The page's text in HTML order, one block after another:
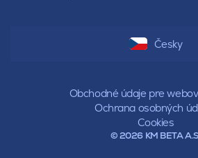
Česky
© 2026 KM BETA
Obchodné údaje pre
Ochrana osobných
Cookies